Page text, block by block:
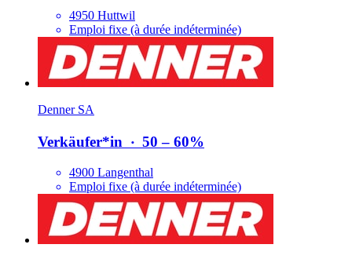
4950 Huttwil
Emploi fixe (à durée indéterminée)
Denner SA
Verkäufer*​in ‧ 50 – 60%
4900 Langenthal
Emploi fixe (à durée indéterminée)